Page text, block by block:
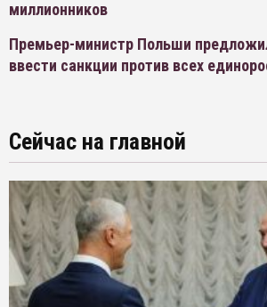
миллионников
Премьер-министр Польши
ввести санкции против всех
Сейчас на главной